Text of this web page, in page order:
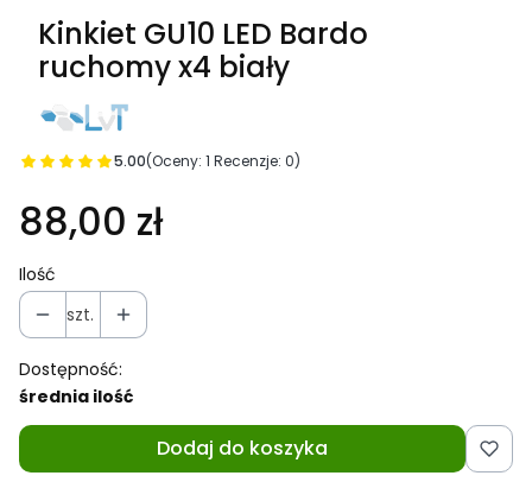
Kinkiet GU10 LED Bardo
ruchomy x4 biały
5.00(Oceny: 1 Recenzje: 0)
88,00 zł
Ilość
szt.
Dostępność:
średnia ilość
Dodaj do koszyka